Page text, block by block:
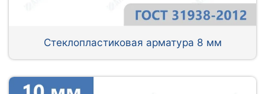
Стеклопластиковая арматура 8 мм